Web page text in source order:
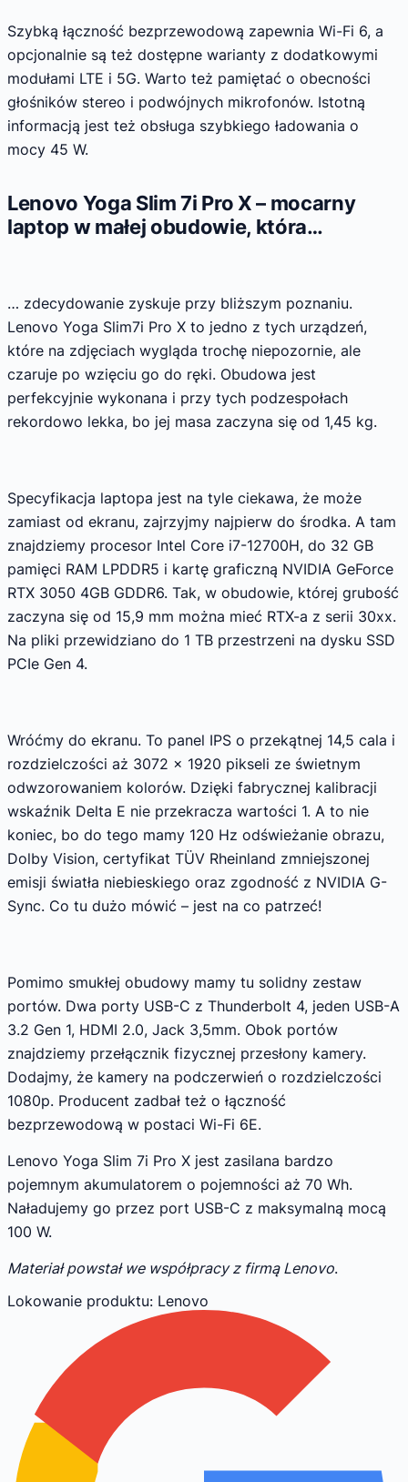
Szybką łączność bezprzewodową zapewnia Wi-Fi 6, a
opcjonalnie są też dostępne warianty z dodatkowymi
modułami LTE i 5G. Warto też pamiętać o obecności
głośników stereo i podwójnych mikrofonów. Istotną
informacją jest też obsługa szybkiego ładowania o
mocy 45 W.
Lenovo Yoga Slim 7i Pro X – mocarny
laptop w małej obudowie, która…
… zdecydowanie zyskuje przy bliższym poznaniu.
Lenovo Yoga Slim7i Pro X to jedno z tych urządzeń,
które na zdjęciach wygląda trochę niepozornie, ale
czaruje po wzięciu go do ręki. Obudowa jest
perfekcyjnie wykonana i przy tych podzespołach
rekordowo lekka, bo jej masa zaczyna się od 1,45 kg.
Specyfikacja laptopa jest na tyle ciekawa, że może
zamiast od ekranu, zajrzyjmy najpierw do środka. A tam
znajdziemy procesor Intel Core i7-12700H, do 32 GB
pamięci RAM LPDDR5 i kartę graficzną NVIDIA GeForce
RTX 3050 4GB GDDR6. Tak, w obudowie, której grubość
zaczyna się od 15,9 mm można mieć RTX-a z serii 30xx.
Na pliki przewidziano do 1 TB przestrzeni na dysku SSD
PCIe Gen 4.
Wróćmy do ekranu. To panel IPS o przekątnej 14,5 cala i
rozdzielczości aż 3072 x 1920 pikseli ze świetnym
odwzorowaniem kolorów. Dzięki fabrycznej kalibracji
wskaźnik Delta E nie przekracza wartości 1. A to nie
koniec, bo do tego mamy 120 Hz odświeżanie obrazu,
Dolby Vision, certyfikat TÜV Rheinland zmniejszonej
emisji światła niebieskiego oraz zgodność z NVIDIA G-
Sync. Co tu dużo mówić – jest na co patrzeć!
Pomimo smukłej obudowy mamy tu solidny zestaw
portów. Dwa porty USB-C z Thunderbolt 4, jeden USB-A
3.2 Gen 1, HDMI 2.0, Jack 3,5mm. Obok portów
znajdziemy przełącznik fizycznej przesłony kamery.
Dodajmy, że kamery na podczerwień o rozdzielczości
1080p. Producent zadbał też o łączność
bezprzewodową w postaci Wi-Fi 6E.
Lenovo Yoga Slim 7i Pro X jest zasilana bardzo
pojemnym akumulatorem o pojemności aż 70 Wh.
Naładujemy go przez port USB-C z maksymalną mocą
100 W.
Materiał powstał we współpracy z firmą Lenovo.
Lokowanie produktu: Lenovo